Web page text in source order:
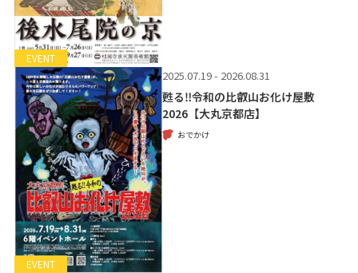
EVENT
EVENT
2025.07.19 - 2026.08.31
甦る‼令和の比叡山お化け屋敷
2026【大丸京都店】
おでかけ